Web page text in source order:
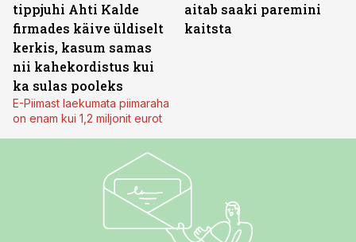
tippjuhi Ahti Kalde
firmades käive üldiselt
kerkis, kasum samas
nii kahekordistus kui
ka sulas pooleks
E-Piimast laekumata piimaraha
on enam kui 1,2 miljonit eurot
aitab saaki paremini
kaitsta